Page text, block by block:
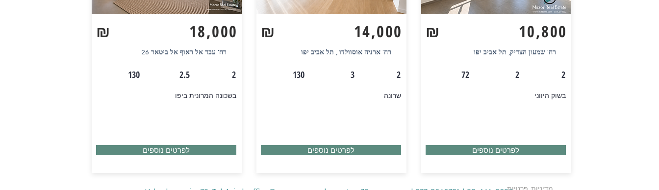
18,000
₪
רח' עבד אל ראוף אל ביטאר 26
130 2.5 2
בשכונה המרונית ביפו
לפרטים נוספים
14,000
₪
רח' ארניה אוסוולדו , תל אביב יפו
130 3 2
שרונה
לפרטים נוספים
10,800
₪
רח' שמעון הצדיק, תל אביב יפו
72 2 2
בשוק היווני
לפרטים נוספים